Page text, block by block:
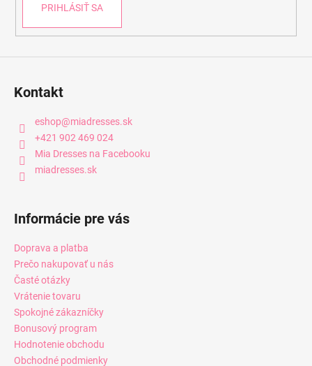
PRIHLÁSIŤ SA
Kontakt
eshop@miadresses.sk
+421 902 469 024
Mia Dresses na Facebooku
miadresses.sk
Informácie pre vás
Doprava a platba
Prečo nakupovať u nás
Časté otázky
Vrátenie tovaru
Spokojné zákazníčky
Bonusový program
Hodnotenie obchodu
Obchodné podmienky